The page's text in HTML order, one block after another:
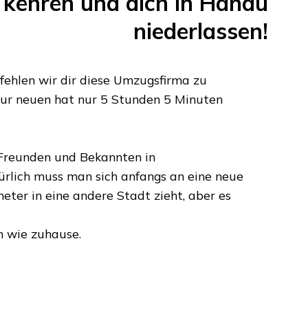
niederlassen!
wir dir diese Umzugsfirma zu
neuen hat nur 5 Stunden 5 Minuten
und Bekannten in
muss man sich anfangs an eine neue
in eine andere Stadt zieht, aber es
zuhause.